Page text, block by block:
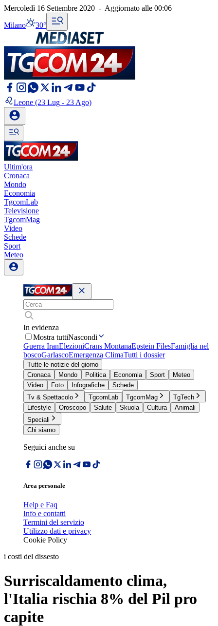
Mercoledì 16 Settembre 2020 - Aggiornato alle 00:06
Milano 30°
Leone (23 Lug - 23 Ago)
Ultim'ora
Cronaca
Mondo
Economia
TgcomLab
Televisione
TgcomMag
Video
Schede
Sport
Meteo
In evidenza
Mostra tuttiNascondi
Guerra IranElezioniCrans MontanaEpstein FilesFamiglia nel
boscoGarlascoEmergenza ClimaTutti i dossier
Tutte le notizie del giorno
Cronaca
Mondo Politica Economia Sport
Meteo
Video
Foto Infografiche
Schede
Tv & Spettacolo
TgcomLab TgcomMag
TgTech
Lifestyle
Oroscopo Salute Skuola Cultura
Animali
Speciali
Chi siamo
Seguici anche su
Area personale
Help e Faq
Info e contatti
Termini del servizio
Utilizzo dati e privacy
Cookie Policy
i costi del dissesto
Surriscaldamento clima,
l'Italia rischia 8% del Pil pro
capite